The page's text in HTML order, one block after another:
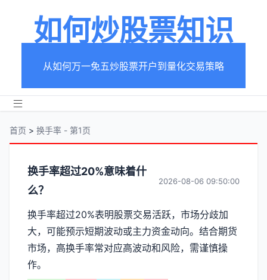
如何炒股票知识
从如何万一免五炒股票开户到量化交易策略
首页 > 换手率 - 第1页
分
类
【换
手
率】
换手率超过20%意味着什
么？
2026-08-06 09:50:00
换手率超过20%表明股票交易活跃，市场分歧加
大，可能预示短期波动或主力资金动向。结合期货
市场，高换手率常对应高波动和风险，需谨慎操
作。